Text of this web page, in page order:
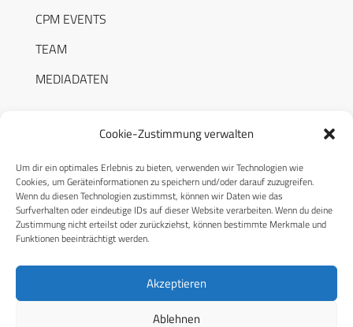
Cookie-Zustimmung verwalten
Um dir ein optimales Erlebnis zu bieten, verwenden wir Technologien wie
Cookies, um Geräteinformationen zu speichern und/oder darauf zuzugreifen.
Wenn du diesen Technologien zustimmst, können wir Daten wie das
Surfverhalten oder eindeutige IDs auf dieser Website verarbeiten. Wenn du deine
Zustimmung nicht erteilst oder zurückziehst, können bestimmte Merkmale und
Funktionen beeinträchtigt werden.
Akzeptieren
Ablehnen
CPM EVENTS
TEAM
MEDIADATEN
RECHTLICHES
Datenschutzerklärung
Cookie-Richtlinie (EU)